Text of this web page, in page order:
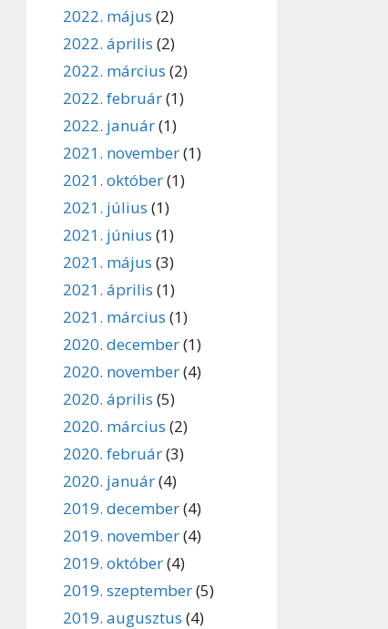
2022. május (2)
2022. április (2)
2022. március (2)
2022. február(1)
2022. január(1)
2021. november(1)
2021. október(1)
2021. július (1)
2021. június (1)
2021. május (3)
2021. április (1)
2021. március (1)
2020. december(1)
2020. november(4)
2020. április (5)
2020. március (2)
2020. február(3)
2020. január(4)
2019. december(4)
2019. november(4)
2019. október(4)
2019. szeptember(5)
2019. augusztus (4)